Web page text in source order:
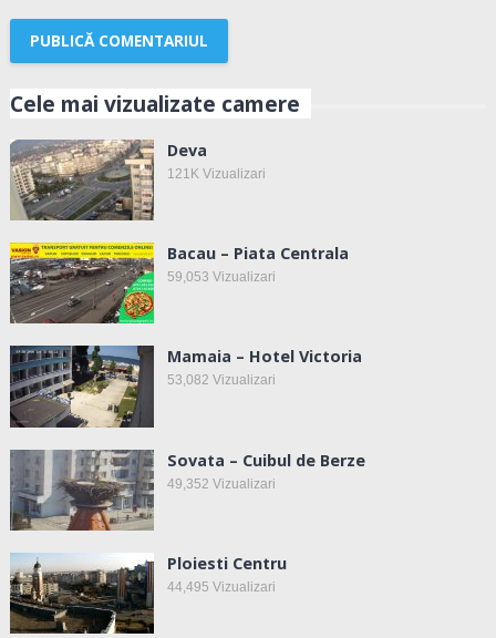
Cele mai vizualizate camere
Deva
121KVizualizari
Bacau – Piata Centrala
59,053 Vizualizari
Mamaia – Hotel Victoria
53,082 Vizualizari
Sovata – Cuibul de Berze
49,352 Vizualizari
Ploiesti Centru
44,495 Vizualizari